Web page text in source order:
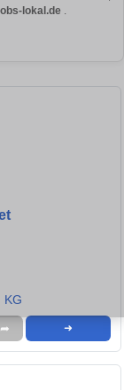
lokal.de
KG
➦ ➜